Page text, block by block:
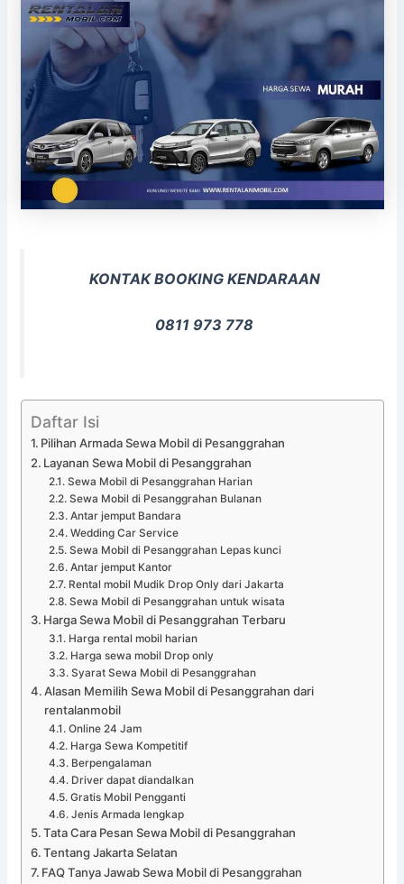
KONTAK BOOKING KENDARAAN
0811 973 778
Daftar Isi
Pilihan Armada Sewa Mobil di Pesanggrahan
Layanan Sewa Mobil di Pesanggrahan
Sewa Mobil di Pesanggrahan Harian
Sewa Mobil di Pesanggrahan Bulanan
Antar jemput Bandara
Wedding Car Service
Sewa Mobil di Pesanggrahan Lepas kunci
Antar jemput Kantor
Rental mobil Mudik Drop Only dari Jakarta
Sewa Mobil di Pesanggrahan untuk wisata
Harga Sewa Mobil di Pesanggrahan Terbaru
Harga rental mobil harian
Harga sewa mobil Drop only
Syarat Sewa Mobil di Pesanggrahan
Alasan Memilih Sewa Mobil di Pesanggrahan dari
rentalanmobil
Online 24 Jam
Harga Sewa Kompetitif
Berpengalaman
Driver dapat diandalkan
Gratis Mobil Pengganti
Jenis Armada lengkap
Tata Cara Pesan Sewa Mobil di Pesanggrahan
Tentang Jakarta Selatan
FAQ Tanya Jawab Sewa Mobil di Pesanggrahan